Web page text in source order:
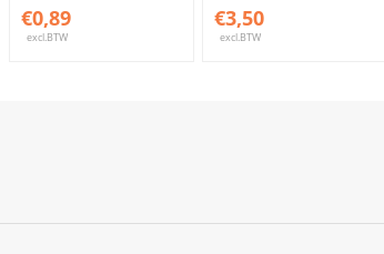
€0,89
excl.BTW
€3,50
excl.BTW